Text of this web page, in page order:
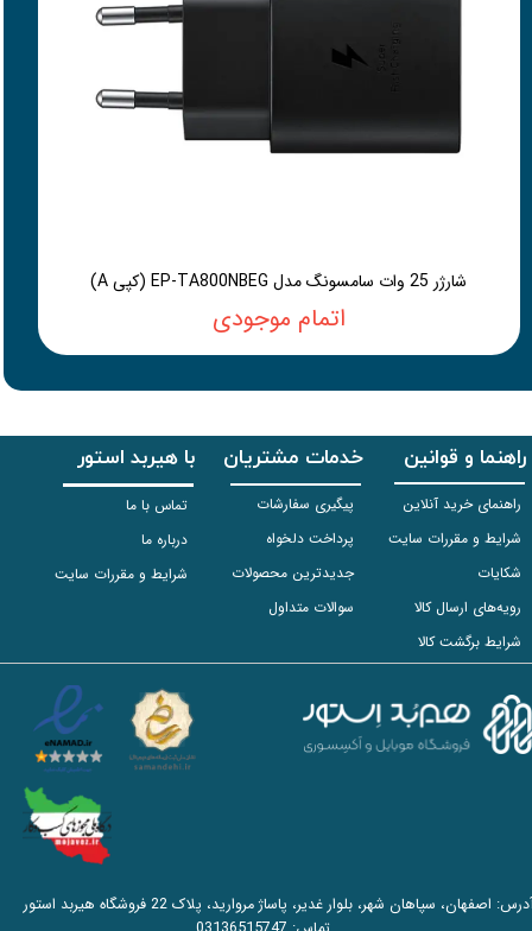
شارژر 25 وات سامسونگ مدل EP-TA800NBEG (کپی A)
اتمام موجودی
راهنما و قوانین
راهنمای خرید آنلاین
شرایط و مقررات سایت
شکایات
رویه‌های ارسال کالا
شرایط برگشت کالا
خدمات مشتریان
پیگیری سفارشات
پرداخت دلخواه
جدیدترین محصولات
سوالات متداول
با هیربد استور
تماس با ما
درباره ما
شرایط و مقررات سایت
آدرس: اصفهان، سپاهان شهر، بلوار غدیر، پاساژ مروارید، پلاک 22 فروشگاه هیربد استور